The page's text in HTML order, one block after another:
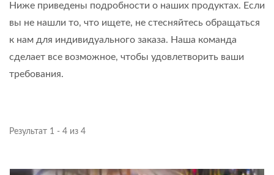
Ниже приведены подробности о наших продуктах. Если
вы не нашли то, что ищете, не стесняйтесь обращаться
к нам для индивидуального заказа. Наша команда
сделает все возможное, чтобы удовлетворить ваши
требования.
Результат 1 - 4 из 4